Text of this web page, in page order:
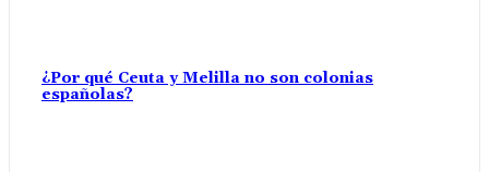
¿Por qué Ceuta y Melilla no son colonias
españolas?